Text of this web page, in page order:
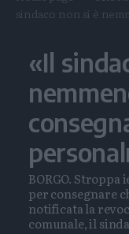
sindaco non si è
«Il
BORGO.
per consegnare
notificata la
comunale, il